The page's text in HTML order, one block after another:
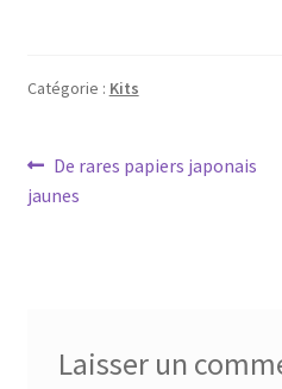
Catégorie : Kits
Navigation
de
Article
précédent :
De rares papiers japonais
jaunes
Laisser un